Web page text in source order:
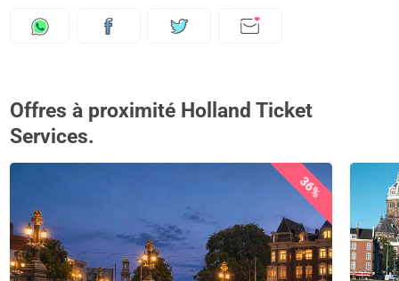
Offres à proximité Holland Ticket
Services.
36%